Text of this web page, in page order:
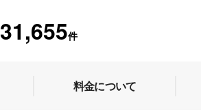
31,655件
料金について